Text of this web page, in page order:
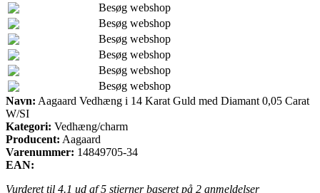
Besøg webshop
Besøg webshop
Besøg webshop
Besøg webshop
Besøg webshop
Besøg webshop
Navn: Aagaard Vedhæng i 14 Karat Guld med Diamant 0,05 Carat
W/SI
Kategori: Vedhæng/charm
Producent: Aagaard
Varenummer: 14849705-34
EAN:
Vurderet til 4.1 ud af 5 stjerner baseret på 2 anmeldelser